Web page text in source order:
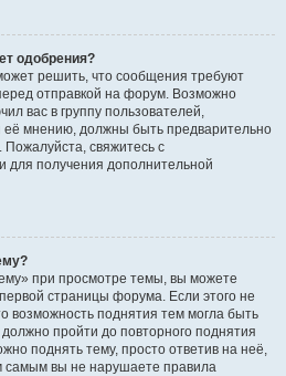
одобрения?
решить, что сообщения требуют
отправкой на форум. Возможно
вас в группу пользователей,
её мнению, должны быть предварительно
свяжитесь с
для получения дополнительной
при просмотре темы, вы можете
страницы форума. Если этого не
возможность поднятия тем могла быть
пройти до повторного поднятия
поднять тему, просто ответив на неё,
самым вы не нарушаете правила